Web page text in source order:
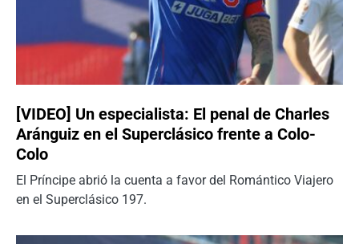
[VIDEO] Un especialista: El penal de Charles
Aránguiz en el Superclásico frente a Colo-
Colo
El Príncipe abrió la cuenta a favor del Romántico Viajero
en el Superclásico 197.